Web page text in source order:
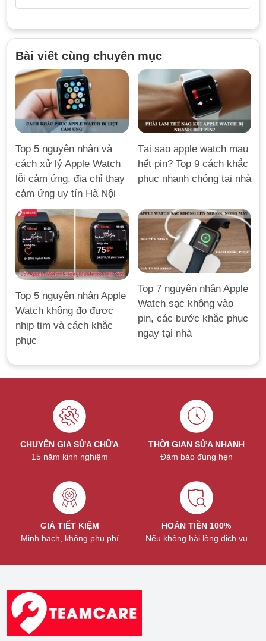
Bài viết cùng chuyên mục
Top 5 nguyên nhân và
cách xử lý Apple Watch
lỗi cảm ứng, địa chỉ thay
cảm ứng uy tín Hà Nội
Tại sao apple watch mau
hết pin? Top 9 cách khắc
phục nhanh chóng tại nhà
Top 5 nguyên nhân Apple
Watch không đo được
nhịp tim và cách khắc
phục
Top 7 nguyên nhân Apple
Watch sạc không vào
pin, các bước khắc phục
ngay tại nhà
CHUYÊN GIA SỬA CHỮA
15 năm kinh nghiệm
THỜI GIAN SỬA NHANH
Đảm bảo đúng hẹn
GIÁ TIẾT KIỆM
Minh bạch, không phụ phí
HOÀN TIỀN 100%
Nếu không hài lòng dịch vụ